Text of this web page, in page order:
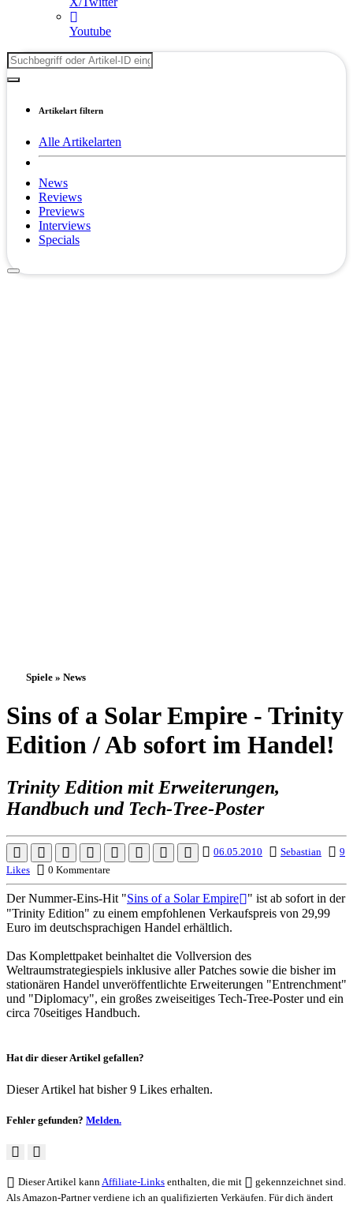
Youtube
Artikelart filtern
Alle Artikelarten
News
Reviews
Previews
Interviews
Specials
Spiele » News
Sins of a Solar Empire - Trinity
Edition / Ab sofort im Handel!
Trinity Edition mit Erweiterungen,
Handbuch und Tech-Tree-Poster
06.05.2010 Sebastian
9
Likes
0 Kommentare
Der Nummer-Eins-Hit "Sins of a Solar Empire
" ist ab sofort in der
"Trinity Edition" zu einem empfohlenen Verkaufspreis von 29,99
Euro im deutschsprachigen Handel erhältlich.
Das Komplettpaket beinhaltet die Vollversion des
Weltraumstrategiespiels inklusive aller Patches sowie die bisher im
stationären Handel unveröffentlichte Erweiterungen "Entrenchment"
und "Diplomacy", ein großes zweiseitiges Tech-Tree-Poster und ein
circa 70seitiges Handbuch.
Hat dir dieser Artikel gefallen?
Dieser Artikel hat bisher 9 Likes erhalten.
Fehler gefunden? Melden.
Dieser Artikel kannAffiliate-Links enthalten, die mit
gekennzeichnet sind.
Als Amazon-Partner verdiene ich an qualifizierten Verkäufen. Für dich ändert